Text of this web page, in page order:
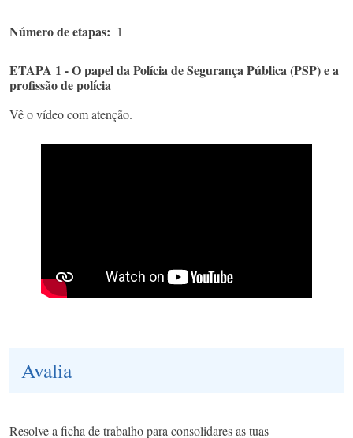
Número de etapas 1
ETAPA 1 - O papel da Polícia de Segurança Pública (PSP) e a
profissão de polícia
Vê o vídeo com atenção.
Avalia
Resolve a ficha de trabalho para consolidares as tuas